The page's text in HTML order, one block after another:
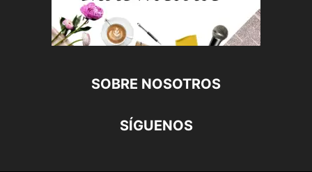
SOBRE NOSOTROS
SÍGUENOS